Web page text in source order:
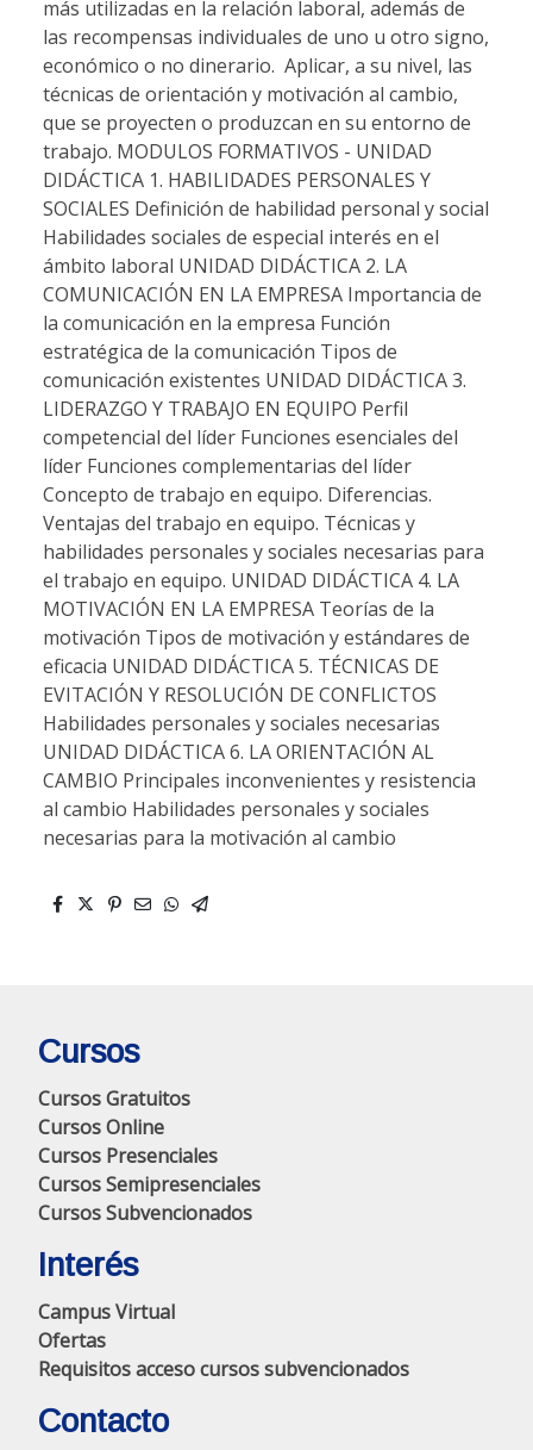
más utilizadas en la relación laboral, además de
las recompensas individuales de uno u otro signo,
económico o no dinerario.  Aplicar, a su nivel, las
técnicas de orientación y motivación al cambio,
que se proyecten o produzcan en su entorno de
trabajo. MODULOS FORMATIVOS - UNIDAD
DIDÁCTICA 1. HABILIDADES PERSONALES Y
SOCIALES Definición de habilidad personal y social
Habilidades sociales de especial interés en el
ámbito laboral UNIDAD DIDÁCTICA 2. LA
COMUNICACIÓN EN LA EMPRESA Importancia de
la comunicación en la empresa Función
estratégica de la comunicación Tipos de
comunicación existentes UNIDAD DIDÁCTICA 3.
LIDERAZGO Y TRABAJO EN EQUIPO Perfil
competencial del líder Funciones esenciales del
líder Funciones complementarias del líder
Concepto de trabajo en equipo. Diferencias.
Ventajas del trabajo en equipo. Técnicas y
habilidades personales y sociales necesarias para
el trabajo en equipo. UNIDAD DIDÁCTICA 4. LA
MOTIVACIÓN EN LA EMPRESA Teorías de la
motivación Tipos de motivación y estándares de
eficacia UNIDAD DIDÁCTICA 5. TÉCNICAS DE
EVITACIÓN Y RESOLUCIÓN DE CONFLICTOS
Habilidades personales y sociales necesarias
UNIDAD DIDÁCTICA 6. LA ORIENTACIÓN AL
CAMBIO Principales inconvenientes y resistencia
al cambio Habilidades personales y sociales
necesarias para la motivación al cambio
Cursos
Cursos Gratuitos
Cursos Online
Cursos Presenciales
Cursos Semipresenciales
Cursos Subvencionados
Interés
Campus Virtual
Ofertas
Requisitos acceso cursos subvencionados
Contacto